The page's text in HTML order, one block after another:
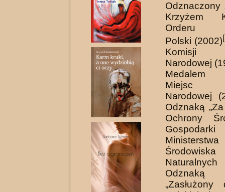
Odznaczony
Krzyżem
Orderu
Polski (2002)[
Komisji
Narodowej
Medalem
Miejsc
Narodowej
Odznaką
Ochrony
Odznaką